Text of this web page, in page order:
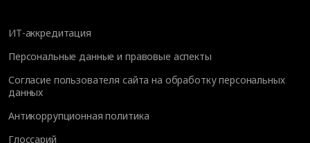
ИТ-аккредитация
Персональные данные и правовые аспекты
Согласие пользователя сайта на обработку персональных
данных
Антикоррупционная политика
Глоссарий